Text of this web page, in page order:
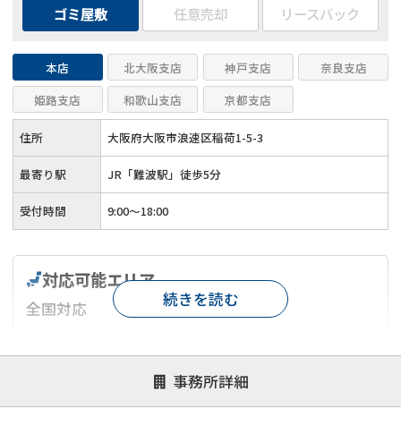
ゴミ屋敷
任意売却 リースバック
本店 北大阪支店 神戸支店
奈良支店
姫路支店
和歌山支店 京都支店
住所 大阪府大阪市浪速区稲荷1-5-3
最寄り駅 JR「難波駅」徒歩5分
受付時間 9:00～18:00
事務所詳細
対応可能エリア
全国対応
対応が親身 オンライン面談可能
レスポンスが早い
1億円以上の買取可
続きを読む